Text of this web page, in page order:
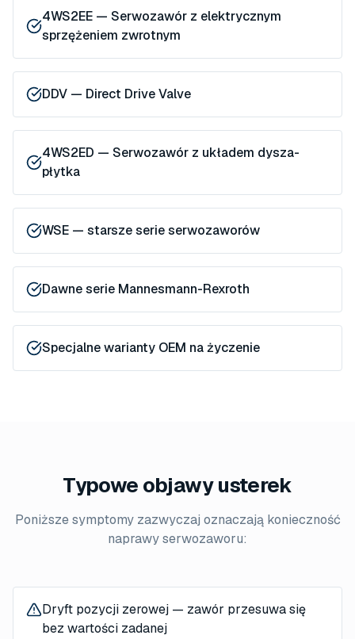
4WS2EE — Serwozawór z elektrycznym
sprzężeniem zwrotnym
DDV — Direct Drive Valve
4WS2ED — Serwozawór z układem dysza-
płytka
WSE — starsze serie serwozaworów
Dawne serie Mannesmann-Rexroth
Specjalne warianty OEM na życzenie
Typowe objawy usterek
Poniższe symptomy zazwyczaj oznaczają konieczność
naprawy serwozaworu:
Dryft pozycji zerowej — zawór przesuwa się
bez wartości zadanej